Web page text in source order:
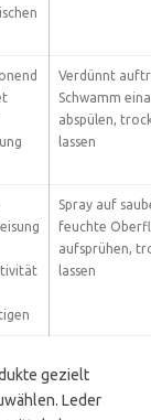
Verdünnt
Schwamm
abspülen,
lassen
Spray auf
feuchte
aufsprühen,
lassen
gezielt
Leder